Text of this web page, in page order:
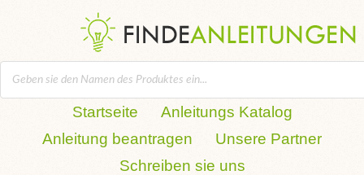
Startseite
Anleitungs Katalog
Anleitung beantragen
Unsere Partner
Schreiben sie uns